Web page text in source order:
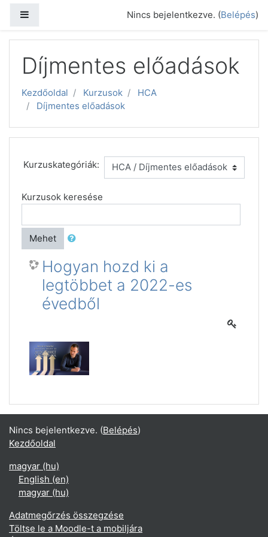
Nincs bejelentkezve. (Belépés)
Díjmentes előadások
Kezdőoldal Kurzusok
HCA
Díjmentes előadások
Kurzuskategóriák:
Kurzusok keresése
Mehet
Hogyan hozd ki a
legtöbbet a 2022-es
évedből
Nincs bejelentkezve. (Belépés)
Kezdőoldal
magyar ‎(hu)‎
English ‎(en)‎
magyar ‎(hu)‎
Adatmegőrzés összegzése
Töltse le a Moodle-t a mobiljára